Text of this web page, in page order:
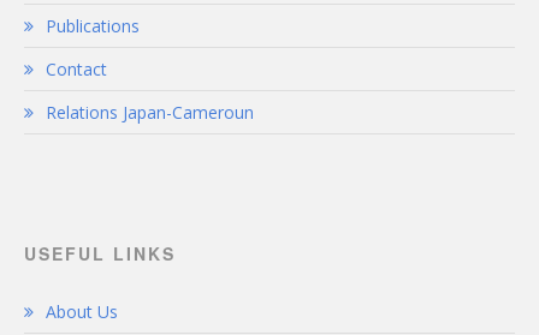
Publications
Contact
Relations Japan-Cameroun
USEFUL LINKS
About Us